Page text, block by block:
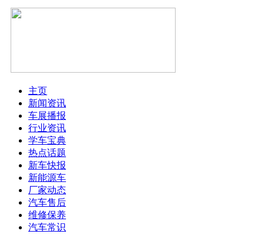
主页
新闻资讯
车展播报
行业资讯
学车宝典
热点话题
新车快报
新能源车
厂家动态
汽车售后
维修保养
汽车常识